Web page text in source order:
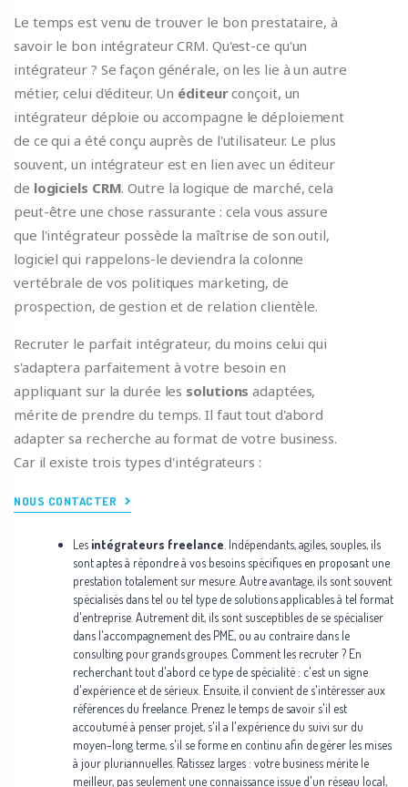
Le temps est venu de trouver le bon prestataire, à
savoir le bon intégrateur CRM. Qu'est-ce qu'un
intégrateur ? Se façon générale, on les lie à un autre
métier, celui d'éditeur. Un éditeurconçoit, un
intégrateur déploie ou accompagne le déploiement
de ce qui a été conçu auprès de l'utilisateur. Le plus
souvent, un intégrateur est en lien avec un éditeur
de logiciels CRM. Outre la logique de marché, cela
peut-être une chose rassurante : cela vous assure
que l'intégrateur possède la maîtrise de son outil,
logiciel qui rappelons-le deviendra la colonne
vertébrale de vos politiques marketing, de
prospection, de gestion et de relation clientèle.
Recruter le parfait intégrateur, du moins celui qui
s'adaptera parfaitement à votre besoin en
appliquant sur la durée les solutions adaptées,
mérite de prendre du temps. Il faut tout d'abord
adapter sa recherche au format de votre business.
Car il existe trois types d'intégrateurs :
NOUS CONTACTER
Les intégrateurs freelance . Indépendants, agiles, souples, ils
sont aptes à répondre à vos besoins spécifiques en proposant une
prestation totalement sur mesure. Autre avantage, ils sont souvent
spécialisés dans tel ou tel type de solutions applicables à tel format
d'entreprise. Autrement dit, ils sont susceptibles de se spécialiser
dans l'accompagnement des PME, ou au contraire dans le
consulting pour grands groupes. Comment les recruter ? En
recherchant tout d'abord ce type de spécialité : c'est un signe
d'expérience et de sérieux. Ensuite, il convient de s'intéresser aux
références du freelance. Prenez le temps de savoir s'il est
accoutumé à penser projet, s'il a l'expérience du suivi sur du
moyen-long terme, s'il se forme en continu afin de gérer les mises
à jour pluriannuelles. Ratissez larges : votre business mérite le
meilleur, pas seulement une connaissance issue d'un réseau local,